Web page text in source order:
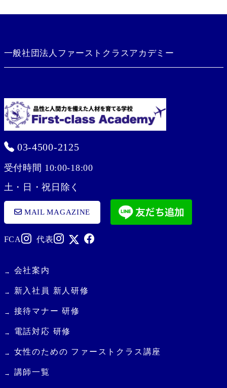
一般社団法人ファーストクラスアカデミー
03-4500-2125
受付時間 10:00-18:00
土・日・祝日除く
MAIL MAGAZINE
FCA 代表
会社案内
新入社員 新人研修
接待マナー 研修
電話対応 研修
女性のための ファーストクラス講座
講師一覧